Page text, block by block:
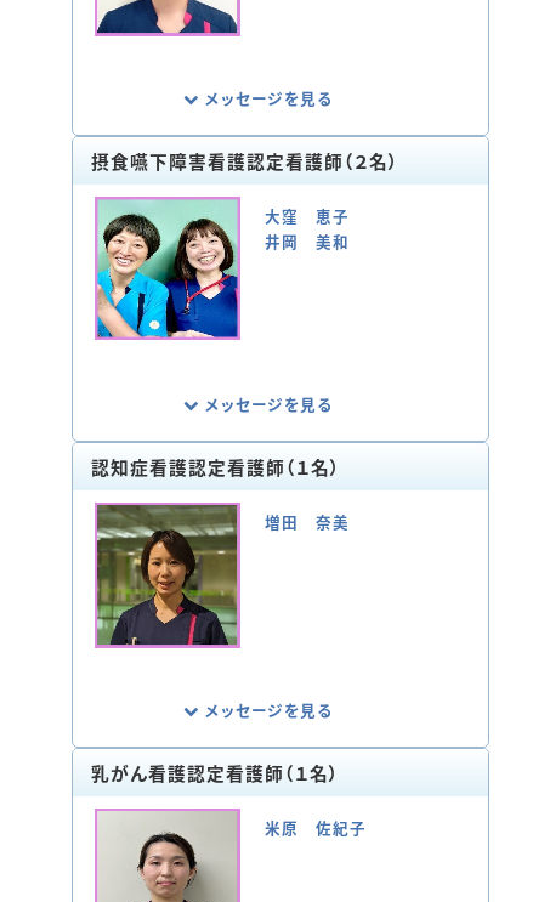
メッセージを見る
心不全は息切れやむくみなど、様々の症状
が出現します。心不全の進行や急激な悪化
を来さないようにするためには、患者さま自
身の病気の管理がとても重要です。患者さ
まの状態に応じて、症状マネジメントや生活
調整を行い、その人らしい生活が送れるよう
支援しています。
また、病院、地域が連携して継続した支援が
環器看護の質向上を目指し、院内看護師の
教育、研修活動にも力を注いでいます。
摂食嚥下障害看護認定看護師（２名）
大窪 恵子
井岡 美和
メッセージを見る
摂食嚥下とは「食べる」ことで、生命の営み、
楽しみや明日への活力になります。しかし、
加齢や脳卒中、神経筋疾患、口腔咽頭の疾
患などが要因で、「食べる」ことに障害を来
すことがあります。
低栄養・廃用等による二次的摂食嚥下障害
の予防、口腔ケアや誤嚥性肺炎、不慮の窒
息、脱水等のリスクマネジメント、最後まで
ン科をはじめ、多職種と協働したチーム医療
に取り組んでいます。
認知症看護認定看護師（１名）
増田 奈美
メッセージを見る
高齢者は身体的不調や治療、入院による環
境の変化により、せん妄など認知症に似た
症状を起しやすくなります。そのような方や、
認知症の方の苦痛が、看護の力により緩和
され、入院生活を安楽に過ごせることを目
乳がん看護認定看護師（１名）
米原 佐紀子